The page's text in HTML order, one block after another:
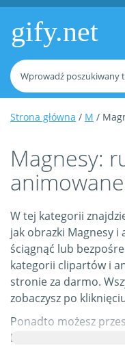
gify.net
Strona główna / M /
Magnesy:
W tej kategorii
jak obrazki Magnesy i
ściągnąć lub
kategorii clipartów i
stronie za darmo.
zobaczysz po
Ponadto możesz
Magnesy w formie